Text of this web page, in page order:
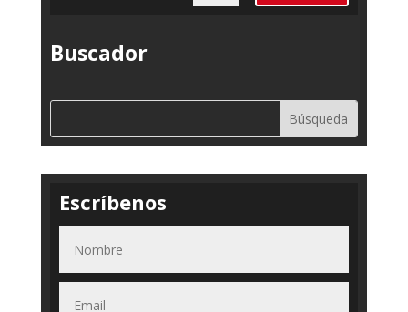
Buscador
Escríbenos